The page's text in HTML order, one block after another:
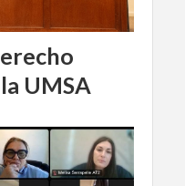
UMSA